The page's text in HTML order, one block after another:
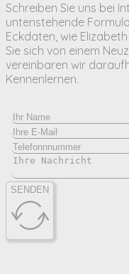
Schreiben Sie uns bei
untenstehende
Eckdaten, wie
Sie sich von einem
vereinbaren wir
Kennenlernen.
SENDEN